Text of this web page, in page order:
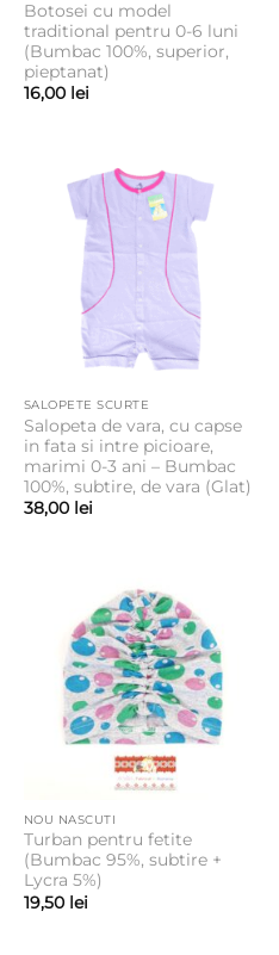
Botosei cu model
traditional pentru 0-6 luni
(Bumbac 100%, superior,
pieptanat)
16,00 lei
SALOPETE SCURTE
Salopeta de vara, cu capse
in fata si intre picioare,
marimi 0-3 ani – Bumbac
100%, subtire, de vara (Glat)
38,00 lei
NOU NASCUTI
Turban pentru fetite
(Bumbac 95%, subtire +
Lycra 5%)
19,50 lei